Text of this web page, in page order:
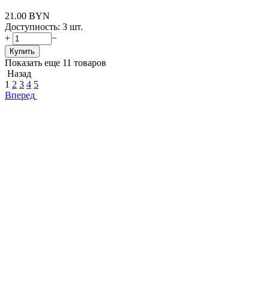
21.00 BYN
Доступность: 3 шт.
+
−
Купить
Показать еще 11 товаров
Назад
1 2 3 4 5
Вперед